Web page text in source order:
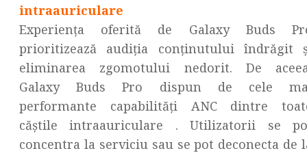
intraauriculare
Experiența oferită de Galaxy Buds
prioritizează audiția conținutului îndrăgit
eliminarea zgomotului nedorit. De
Galaxy Buds Pro dispun de cele
performante capabilități ANC dintre
căștile intraauriculare . Utilizatorii se
concentra la serviciu sau se pot deconecta de